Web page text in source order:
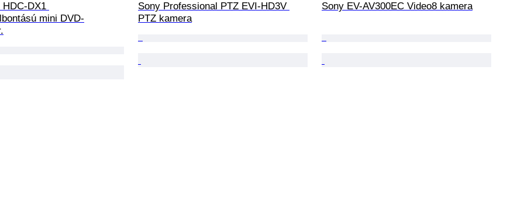
HDC-DX1
mini DVD-
Sony Professional PTZ EVI-HD3V
PTZ kamera
Sony EV-AV300EC Video8 kamera